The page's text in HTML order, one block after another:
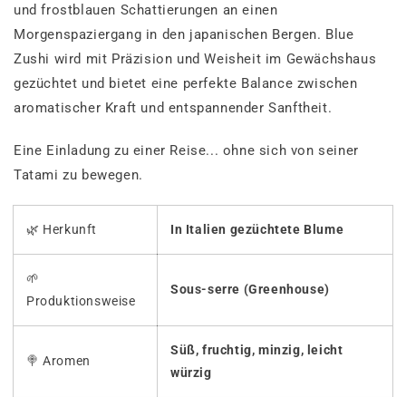
und frostblauen Schattierungen an einen
Morgenspaziergang in den japanischen Bergen. Blue
Zushi wird mit Präzision und Weisheit im Gewächshaus
gezüchtet und bietet eine perfekte Balance zwischen
aromatischer Kraft und entspannender Sanftheit.
Eine Einladung zu einer Reise... ohne sich von seiner
Tatami zu bewegen.
🌿 Herkunft In Italien gezüchtete Blume
🌱
Produktionsweise
Sous-serre (Greenhouse)
🍭Aromen
Süß, fruchtig, minzig, leicht
würzig